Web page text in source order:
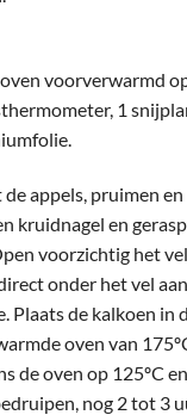
voorverwarmd
1
appels, pruimen
kruidnagel en
voorzichtig het
onder het vel
Plaats de kalkoen in
oven van
de oven op 125ºC
nog 2 tot 3